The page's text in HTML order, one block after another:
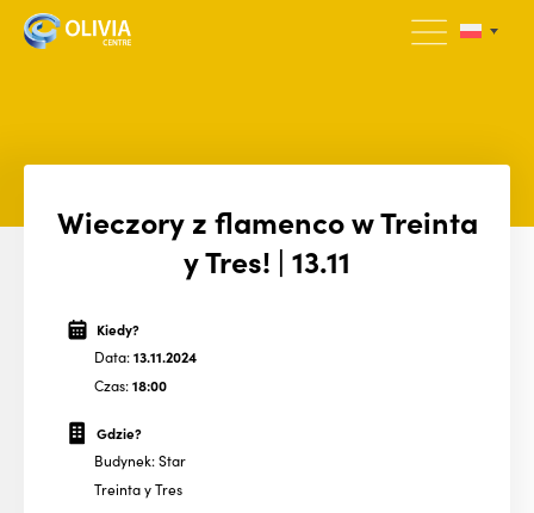
Wieczory z flamenco w Treinta
y Tres! | 13.11
Kiedy?
Data:13.11.2024
Czas:18:00
Gdzie?
Budynek: Star
Treinta y Tres